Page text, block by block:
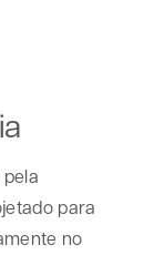
para
no